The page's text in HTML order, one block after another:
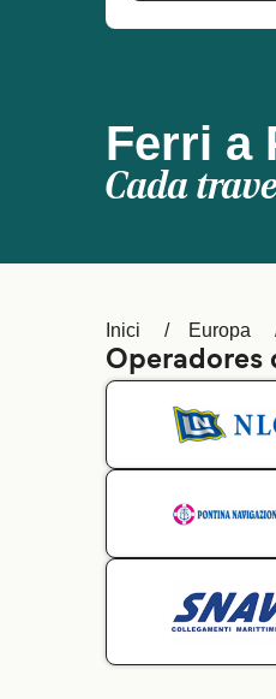
Ferri a
Cada
Inici Europa
Operadores